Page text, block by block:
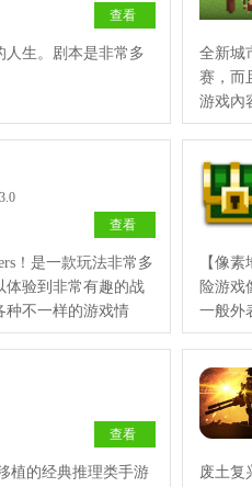
查看
人生。剧本是非常多
全新城
赛，而
游戏內
添加到
查看
！是一款玩法非常多
体验到非常有趣的战
种不一样的游戏情
参加各种冒险时刻！
【像
险游戏
一般外
行，喜
查看
植的经典推理类手游
废土复